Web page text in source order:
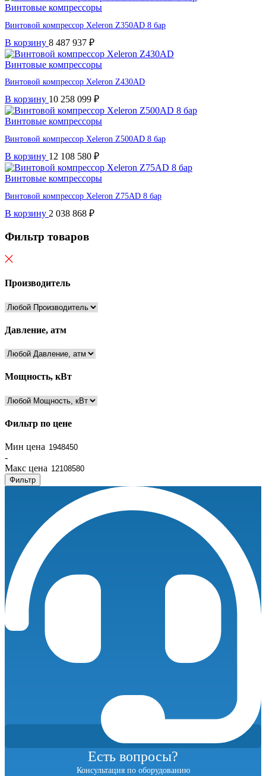
Винтовые компрессоры
Винтовой компрессор Xeleron Z350AD 8 бар
В корзину 8 487 937 ₽
Винтовые компрессоры
Винтовой компрессор Xeleron Z430AD
В корзину 10 258 099 ₽
Винтовые компрессоры
Винтовой компрессор Xeleron Z500AD 8 бар
В корзину 12 108 580 ₽
Винтовые компрессоры
Винтовой компрессор Xeleron Z75AD 8 бар
В корзину 2 038 868 ₽
Фильтр товаров
Производитель
Давление, атм
Мощность, кВт
Фильтр по цене
Мин цена
-
Макс цена
Фильтр
Есть вопросы?
Консультация по оборудованию